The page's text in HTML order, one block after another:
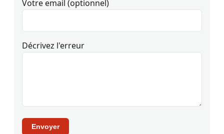
Votre email (optionnel)
Décrivez l'erreur
Envoyer